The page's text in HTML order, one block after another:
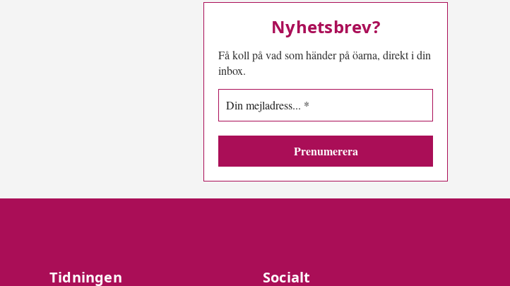
Nyhetsbrev?
Få koll på vad som händer på öarna, direkt i din
inbox.
Tidningen Socialt